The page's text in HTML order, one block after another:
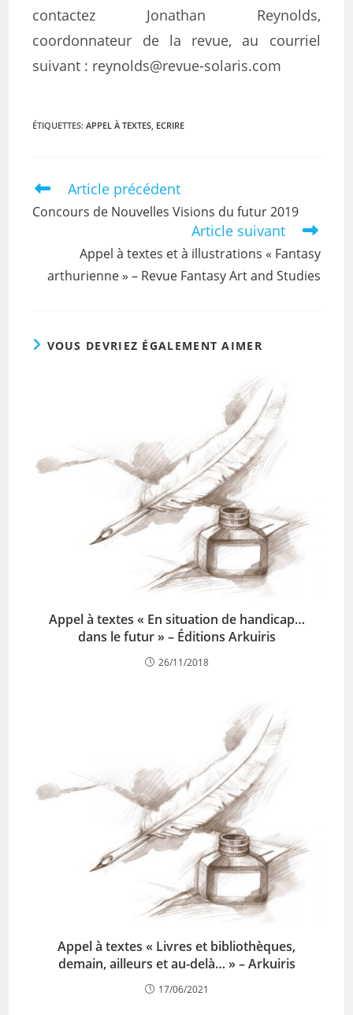
contactez Jonathan Reynolds,
coordonnateur de la revue, au courriel
suivant : reynolds@revue-solaris.com
ÉTIQUETTES:APPEL À TEXTES, ECRIRE
Article précédent
Concours de Nouvelles Visions du futur 2019
Article suivant
Appel à textes et à illustrations « Fantasy
arthurienne » – Revue Fantasy Art and Studies
VOUS DEVRIEZ ÉGALEMENT AIMER
Appel à textes « En situation de handicap…
dans le futur » – Éditions Arkuiris
26/11/2018
Appel à textes « Livres et bibliothèques,
demain, ailleurs et au-delà… » – Arkuiris
17/06/2021